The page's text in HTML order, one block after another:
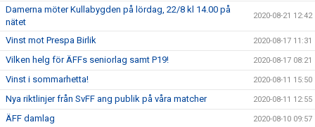
Damerna möter Kullabygden på lördag, 22/8 kl 14.00 på
nätet
2020-08-21 12:42
Vinst mot Prespa Birlik 2020-08-17 11:31
Vilken helg för ÄFFs seniorlag samt P19! 2020-08-17 08:21
Vinst i sommarhetta! 2020-08-11 15:50
Nya riktlinjer från SvFF ang publik på våra matcher 2020-08-11 12:55
ÄFF damlag 2020-08-10 09:57